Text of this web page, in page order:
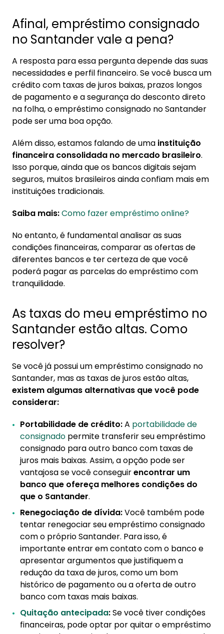
Afinal, empréstimo consignado
no Santander vale a pena?
A resposta para essa pergunta depende das suas
necessidades e perfil financeiro. Se você busca um
crédito com taxas de juros baixas, prazos longos
de pagamento e a segurança do desconto direto
na folha, o empréstimo consignado no Santander
pode ser uma boa opção.
Além disso, estamos falando de uma instituição
financeira consolidada no mercado brasileiro.
Isso porque, ainda que os bancos digitais sejam
seguros, muitos brasileiros ainda confiam mais em
instituições tradicionais.
Saiba mais:Como fazer empréstimo online?
No entanto, é fundamental analisar as suas
condições financeiras, comparar as ofertas de
diferentes bancos e ter certeza de que você
poderá pagar as parcelas do empréstimo com
tranquilidade.
As taxas do meu empréstimo no
Santander estão altas. Como
resolver?
Se você já possui um empréstimo consignado no
Santander, mas as taxas de juros estão altas,
existem algumas alternativas que você pode
considerar:
Portabilidade de crédito:A portabilidade de
consignado permite transferir seu empréstimo
consignado para outro banco com taxas de
juros mais baixas. Assim, a opção pode ser
vantajosa se você conseguirencontrar um
banco que ofereça melhores condições do
que o Santander.
Renegociação de dívida:Você também pode
tentar renegociar seu empréstimo consignado
com o próprio Santander. Para isso, é
importante entrar em contato com o banco e
apresentar argumentos que justifiquem a
redução da taxa de juros, como um bom
histórico de pagamento ou a oferta de outro
banco com taxas mais baixas.
Quitação antecipada:Se você tiver condições
financeiras, pode optar por quitar o empréstimo